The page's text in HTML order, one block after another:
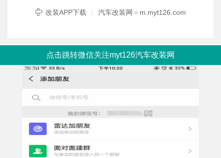
改装APP下载 | 汽车改装网 ★m.myt126.com
点击跳转微信关注myt126汽车改装网